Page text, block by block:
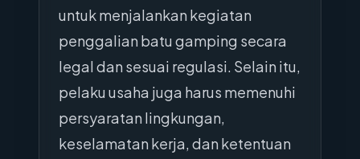
untuk menjalankan kegiatan
penggalian batu gamping secara
legal dan sesuai regulasi. Selain itu,
pelaku usaha juga harus memenuhi
persyaratan lingkungan,
keselamatan kerja, dan ketentuan